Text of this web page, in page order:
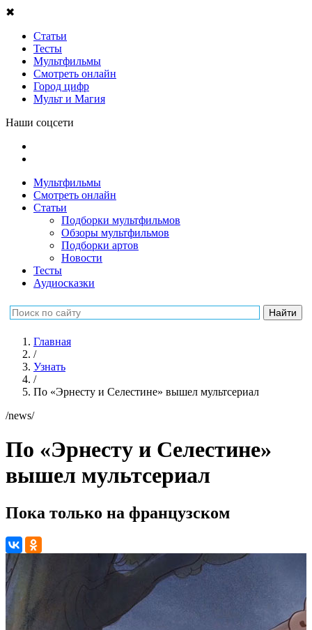
✖
Статьи
Тесты
Мультфильмы
Смотреть онлайн
Город цифр
Мульт и Магия
Наши соцсети
Мультфильмы
Смотреть онлайн
Статьи
Подборки мультфильмов
Обзоры мультфильмов
Подборки артов
Новости
Тесты
Аудиосказки
Главная
/
Узнать
/
По «Эрнесту и Селестине» вышел мультсериал
/news/
По «Эрнесту и Селестине»
вышел мультсериал
Пока только на французском